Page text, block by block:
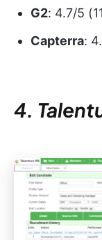
G2: 4.7/5
Capterra:
4.